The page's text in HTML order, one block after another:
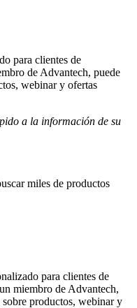
para clientes de
de Advantech, puede
webinar y ofertas
a la información de su
miles de productos
para clientes de
miembro de Advantech,
productos, webinar y